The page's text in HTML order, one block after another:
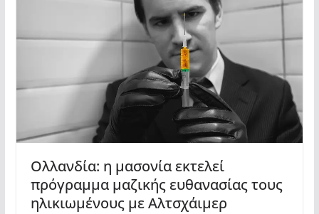
Ολλανδία: η μασονία εκτελεί
πρόγραμμα μαζικής ευθανασίας τους
ηλικιωμένους με Αλτσχάιμερ